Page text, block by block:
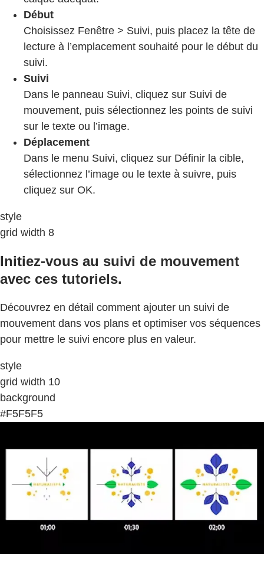
Début
Choisissez Fenêtre > Suivi, puis placez la tête de
lecture à l’emplacement souhaité pour le début du
suivi.
Suivi
Dans le panneau Suivi, cliquez sur Suivi de
mouvement, puis sélectionnez les points de suivi
sur le texte ou l’image.
Déplacement
Dans le menu Suivi, cliquez sur Définir la cible,
sélectionnez l’image ou le texte à suivre, puis
cliquez sur OK.
style
grid width 8
Initiez-vous au suivi de mouvement
avec ces tutoriels.
Découvrez en détail comment ajouter un suivi de
mouvement dans vos plans et optimiser vos séquences
pour mettre le suivi encore plus en valeur.
style
grid width 10
background
#F5F5F5